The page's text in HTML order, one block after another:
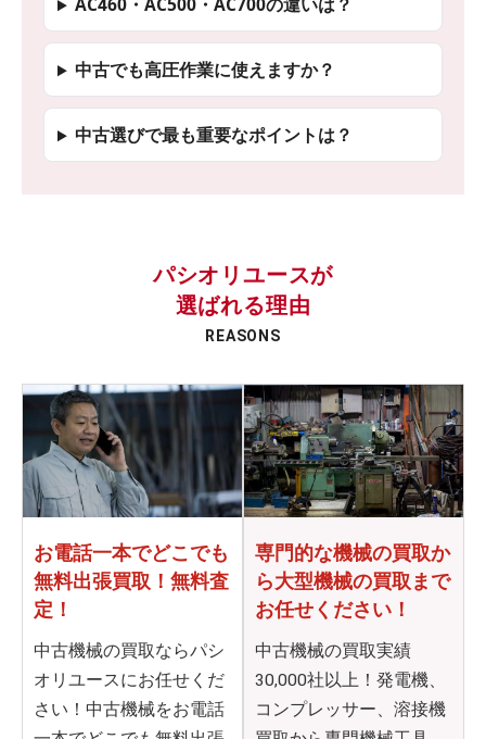
中古でも高圧作業に使えますか？
中古選びで最も重要なポイントは？
パシオリユースが
選ばれる理由
REASONS
お電話一本でどこでも
無料出張買取！無料査
定！
中古機械の買取ならパシ
オリユースにお任せくだ
さい！中古機械をお電話
専門的な機械の買取か
ら大型機械の買取まで
お任せください！
中古機械の買取実績
30,000社以上！発電機、
コンプレッサー、溶接機